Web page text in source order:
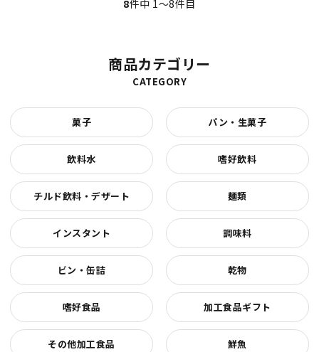
8件中 1〜8件目
商品カテゴリー
CATEGORY
菓子 パン・生菓子
飲料水 嗜好飲料
チルド飲料・デザート 麺類
インスタント 調味料
ビン・缶詰 乾物
嗜好食品 加工食品ギフト
その他加工食品 鮮魚